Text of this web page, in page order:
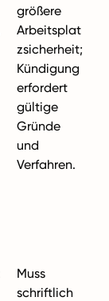
größere
Arbeitsplat
zsicherheit;
Kündigung
erfordert
gültige
Gründe
und
Verfahren.
Muss
schriftlich